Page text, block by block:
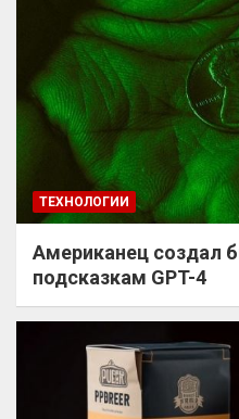
ТЕХНОЛОГИИ
Американец создал
подсказкам GPT-4